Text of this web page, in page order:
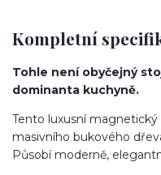
Kompletní
Tohle není obyčejný
dominanta kuchyně.
Tento luxusní
masivního bukového
Působí moderně,